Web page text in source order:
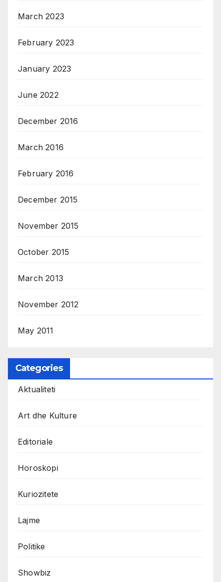
March 2023
February 2023
January 2023
June 2022
December 2016
March 2016
February 2016
December 2015
November 2015
October 2015
March 2013
November 2012
May 2011
Categories
Aktualiteti
Art dhe Kulture
Editoriale
Horoskopi
Kuriozitete
Lajme
Politike
Showbiz